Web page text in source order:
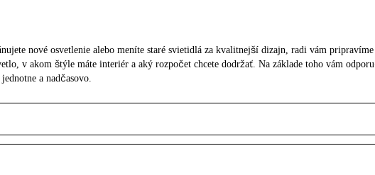
nové osvetlenie alebo meníte staré svietidlá za kvalitnejší dizajn, radi vám
v akom štýle máte interiér a aký rozpočet chcete dodržať. Na základe toho vám
a nadčasovo.